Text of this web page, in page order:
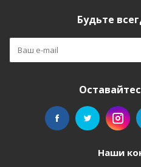
Будьте
Наши